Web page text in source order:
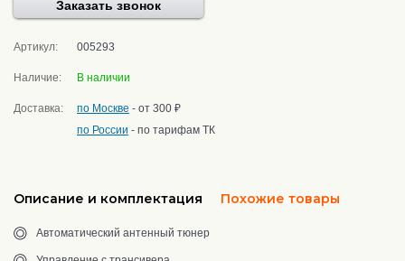
Заказать звонок
Артикул: 005293
Наличие: В наличии
Доставка: по Москве - от 300 ₽
по России - по тарифам ТК
Описание и комплектация Похожие товары
Автоматический антенный тюнер